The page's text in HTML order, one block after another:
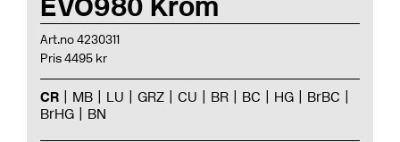
EVO980 Krom
Art.no 4230311
Pris 4495 kr
CR MB LU GRZ CU BR BC HG
BrBC
BrHG
BN